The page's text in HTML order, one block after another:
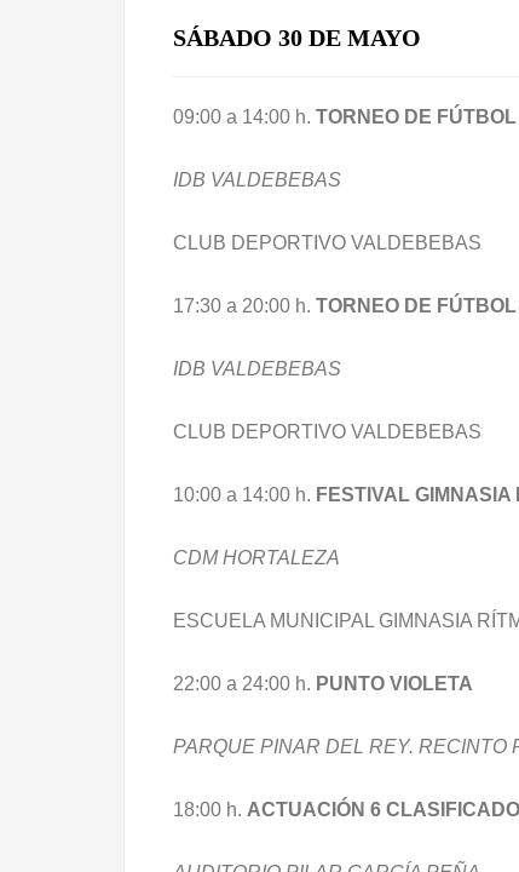
SÁBADO 30 DE MAYO
09:00 a 14:00 h. TORNEO DE
IDB VALDEBEBAS
CLUB DEPORTIVO VALDEBEBAS
17:30 a 20:00 h. TORNEO DE
IDB VALDEBEBAS
CLUB DEPORTIVO VALDEBEBAS
10:00 a 14:00 h. FESTIVAL GIMNASIA
CDM HORTALEZA
ESCUELA MUNICIPAL GIMNASIA
22:00 a 24:00 h. PUNTO VIOLETA
PARQUE PINAR DEL REY. RECINTO
18:00 h. ACTUACIÓN 6